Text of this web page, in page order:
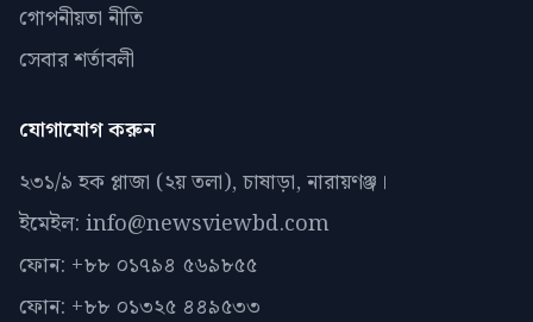
গোপনীয়তা নীতি
সেবার শর্তাবলী
যোগাযোগ করুন
২৩১/৯ হক প্লাজা (২য় তলা), চাষাড়া, নারায়ণঞ্জ।
ইমেইল: info@newsviewbd.com
ফোন: +৮৮ ০১৭৯৪ ৫৬৯৮৫৫
ফোন: +৮৮ ০১৩২৫ ৪৪৯৫৩৩